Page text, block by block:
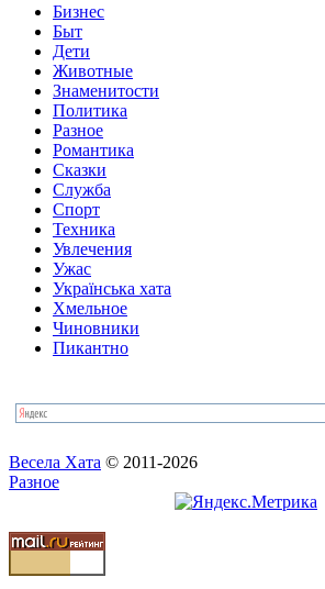
Бизнес
Быт
Дети
Животные
Знаменитости
Политика
Разное
Романтика
Сказки
Служба
Спорт
Техника
Увлечения
Ужас
Українська хата
Хмельное
Чиновники
Пикантно
Весела Хата © 2011-2026
Разное